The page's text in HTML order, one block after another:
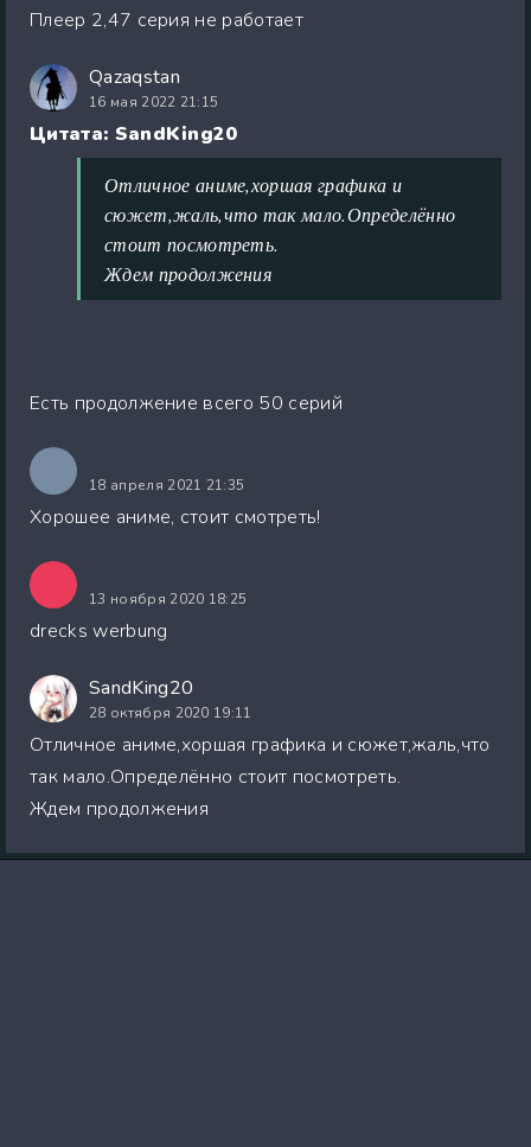
Плеер 2,47 серия не работает
Qazaqstan
16 мая 2022 21:15
Цитата: SandKing20
Отличное аниме,хоршая графика и
сюжет,жаль,что так мало.Определённо
стоит посмотреть.
Ждем продолжения
Есть продолжение всего 50 серий
18 апреля 2021 21:35
Хорошее аниме, стоит смотреть!
13 ноября 2020 18:25
drecks werbung
SandKing20
28 октября 2020 19:11
Отличное аниме,хоршая графика и сюжет,жаль,что
так мало.Определённо стоит посмотреть.
Ждем продолжения